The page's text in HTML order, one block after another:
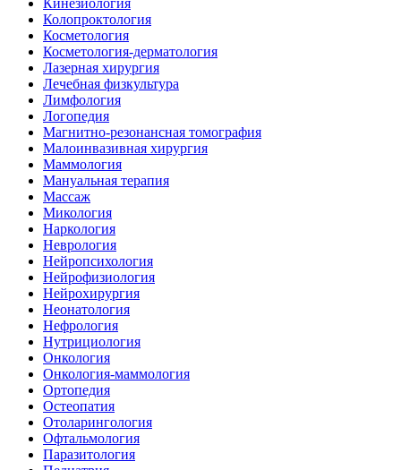
Колопроктология
Косметология
Косметология-дерматология
Лазерная хирургия
Лечебная физкультура
Лимфология
Логопедия
Магнитно-резонансная томография
Малоинвазивная хирургия
Маммология
Мануальная терапия
Массаж
Микология
Наркология
Неврология
Нейропсихология
Нейрофизиология
Нейрохирургия
Неонатология
Нефрология
Нутрициология
Онкология
Онкология-маммология
Ортопедия
Остеопатия
Отоларингология
Офтальмология
Паразитология